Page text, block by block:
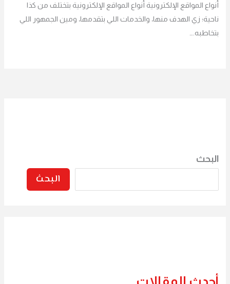
أنواع المواقع الإلكترونية أنواع المواقع الإلكترونية بتختلف من كذا
ناحية؛ زي الهدف منها، والخدمات اللي بتقدمها، ومين الجمهور اللي
بتخاطبه.…
البحث
البحث
أحدث المقالات